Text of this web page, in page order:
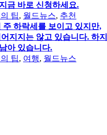
금 바로 신청하세요.
팁, 월드뉴스, 추천
하락세를 보이고 있지만,
지지는 않고 있습니다. 하
아 있습니다.
팁, 여행, 월드뉴스